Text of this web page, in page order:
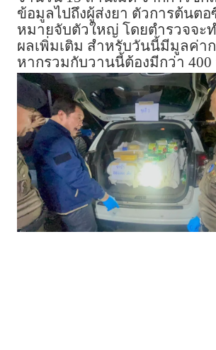
ข้อมูลไปถึงผู้ส่งยา ตัวการต้นต
หมายจับตัวใหญ่ โดยตำรวจจะ
ผลเพิ่มเติม สำหรับวันนี้มีมูลค่า
หากรวมกับวานนี้ต้องมีกว่า